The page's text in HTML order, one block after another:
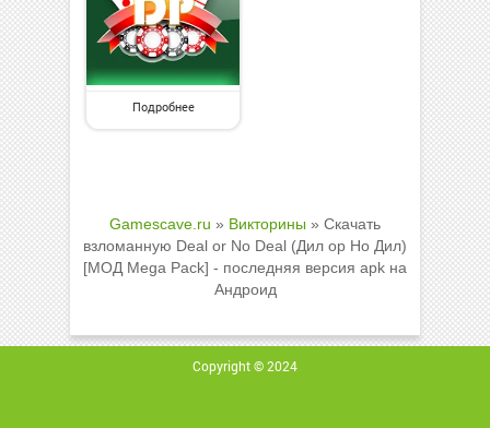
Подробнее
Gamescave.ru » Викторины » Скачать
взломанную Deal or No Deal (Дил ор Но Дил)
[МОД Mega Pack] - последняя версия apk на
Андроид
Copyright © 2024